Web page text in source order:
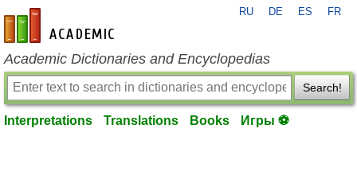
en-academic.com
RU DE ES FR
Academic Dictionaries and Encyclopedias
Search!
Interpretations Translations Books Игры ⚽